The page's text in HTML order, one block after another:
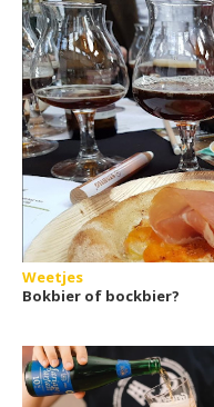
Weetjes
Bokbier of bockbier?